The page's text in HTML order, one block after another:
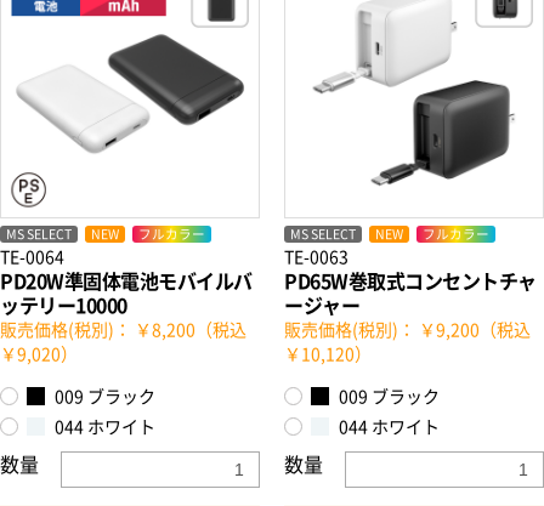
MS SELECT NEW フルカラー
TE-0064
PD20W準固体電池モバイルバ
ッテリー10000
販売価格(税別)： ￥8,200（税込
￥9,020）
009 ブラック
044 ホワイト
数量
MS SELECT NEW フルカラー
TE-0063
PD65W巻取式コンセントチャ
ージャー
販売価格(税別)： ￥9,200（税込
￥10,120）
009 ブラック
044 ホワイト
数量